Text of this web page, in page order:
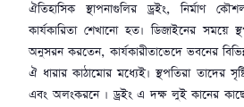
ঐতিহাসিক স্থাপনাগুলির ড্রইং, নির্মাণ
কার্যকারিতা শেখানো হত। ডিজাইনের সময়ে
অনুসরন করতেন, কার্যকারীতাভেদে ভবনের
ঐ ধারার কাঠামোর মধ্যেই। স্থপতিরা তাদের
এবং অলংকরনে । ড্রইং এ দক্ষ লুই কানের